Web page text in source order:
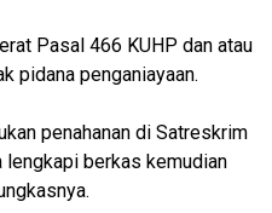
Pasal 466 KUHP dan atau
pidana penganiayaan.
penahanan di Satreskrim
berkas kemudian